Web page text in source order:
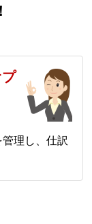
プ
理し、仕訳